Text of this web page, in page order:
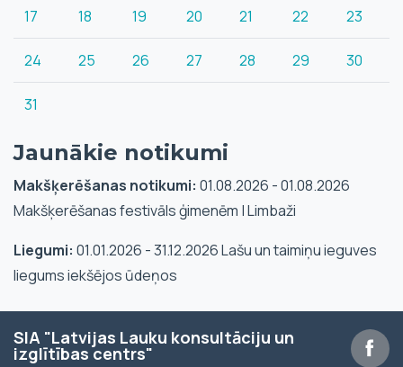
17 18 19 20 21 22 23
24 25 26 27 28 29 30
31
Jaunākie notikumi
Makšķerēšanas notikumi: 01.08.2026 - 01.08.2026
Makšķerēšanas festivāls ģimenēm | Limbaži
Liegumi: 01.01.2026 - 31.12.2026 Lašu un taimiņu ieguves
liegums iekšējos ūdeņos
SIA "Latvijas Lauku konsultāciju un
izglītības centrs"